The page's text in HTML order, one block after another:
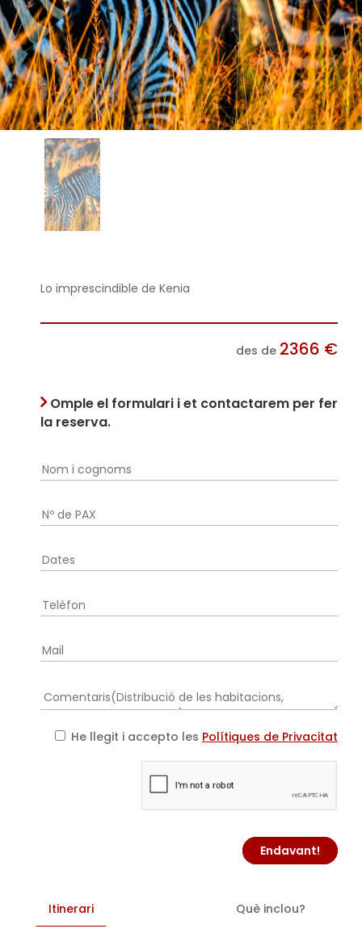
Lo imprescindible de Kenia
des de 2366 €
Omple el formulari i et contactarem per fer
la reserva.
He llegit i accepto les Polítiques de Privacitat
Endavant!
Itinerari Què inclou?